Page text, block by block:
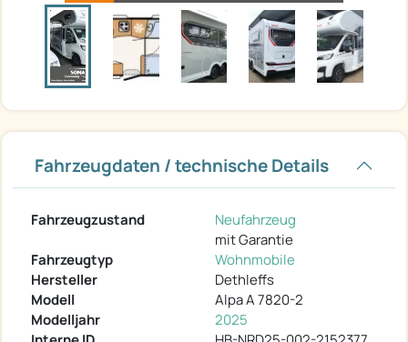
Fahrzeugdaten / technische Details
Fahrzeugzustand
Neufahrzeug
mit Garantie
Fahrzeugtyp
Wohnmobile
Hersteller
Dethleffs
Modell
Alpa A 7820-2
Modelljahr
2025